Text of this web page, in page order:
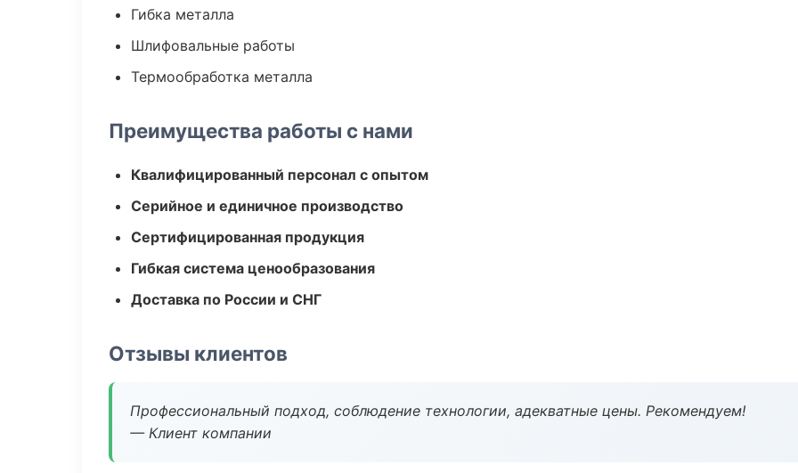
Гибка металла
Шлифовальные работы
Термообработка металла
Преимущества работы с нами
Квалифицированный персонал с опытом
Серийное и единичное производство
Сертифицированная продукция
Гибкая система ценообразования
Доставка по России и СНГ
Отзывы клиентов
Профессиональный подход, соблюдение технологии, адекватные цены. Рекомендуем!
— Клиент компании